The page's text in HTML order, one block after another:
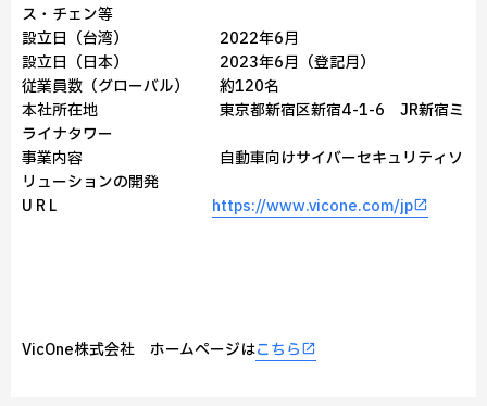
ス・チェン等
設立日（台湾） 2022年6月
設立日（日本） 2023年6月（登記月）
従業員数（グローバル） 約120名
本社所在地 東京都新宿区新宿4-1-6 JR新宿ミ
ライナタワー
事業内容 自動車向けサイバーセキュリティソ
リューションの開発
U R L https://www.vicone.com/jp
VicOne株式会社 ホームページはこちら